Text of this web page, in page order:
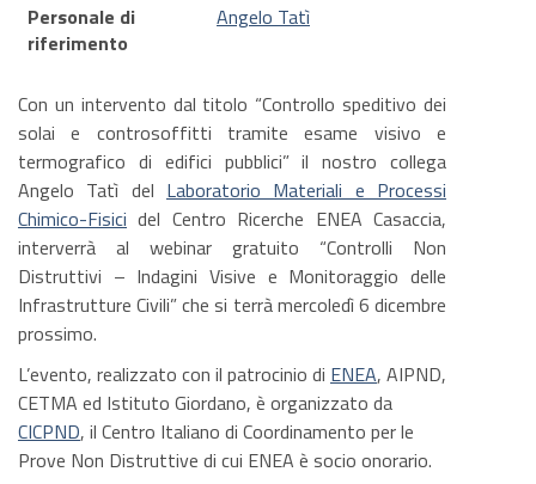
Personale di
riferimento
Angelo Tatì
Con un intervento dal titolo “Controllo speditivo dei
solai e controsoffitti tramite esame visivo e
termografico di edifici pubblici” il nostro collega
Angelo Tatì del Laboratorio Materiali e Processi
Chimico-Fisici del Centro Ricerche ENEA Casaccia,
interverrà al webinar gratuito “Controlli Non
Distruttivi – Indagini Visive e Monitoraggio delle
Infrastrutture Civili” che si terrà mercoledì 6 dicembre
prossimo.
L’evento, realizzato con il patrocinio di ENEA, AIPND,
CETMA ed Istituto Giordano, è organizzato da
CICPND, il Centro Italiano di Coordinamento per le
Prove Non Distruttive di cui ENEA è socio onorario.